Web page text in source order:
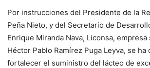
Por instrucciones del Presidente de la
Peña Nieto, y del Secretario de
Enrique Miranda Nava, Liconsa,
Héctor Pablo Ramírez Puga Leyva, se ha
fortalecer el suministro del lácteo de